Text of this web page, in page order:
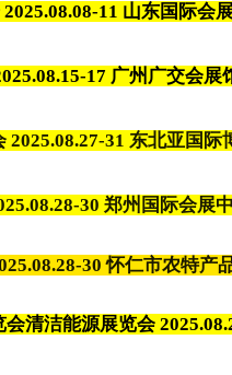
11 山东国际会
17 广州广交会展
2025.08.27-31 东北亚国际
30 郑州国际会展
30 怀仁市农特产
会清洁能源展览会